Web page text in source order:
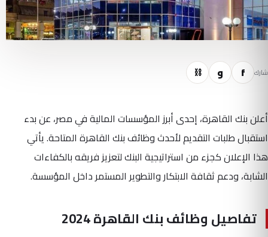
شارك f و ⛓
أعلن بنك القاهرة، إحدى أبرز المؤسسات المالية في مصر، عن بدء
استقبال طلبات التقديم لأحدث وظائف بنك القاهرة المتاحة. يأتي
هذا الإعلان كجزء من استراتيجية البنك لتعزيز فريقه بالكفاءات
الشابة، ودعم ثقافة الابتكار والتطوير المستمر داخل المؤسسة.
تفاصيل وظائف بنك القاهرة 2024